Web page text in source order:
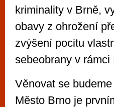
kriminality v Brně,
obavy z ohrožení
zvýšení pocitu
sebeobrany v
Věnovat se
Město Brno je